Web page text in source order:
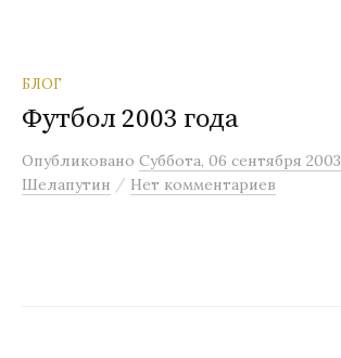
БЛОГ
Футбол 2003 года
Опубликовано Суббота, 06 сентября 2003
Шелапутин / Нет комментариев